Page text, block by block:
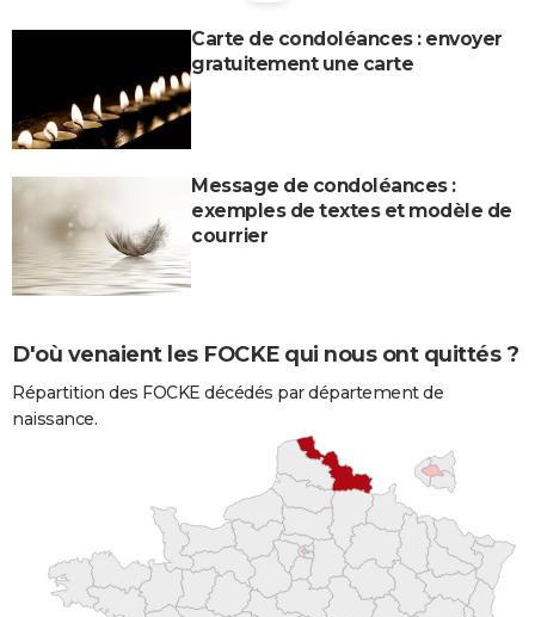
Carte de condoléances : envoyer
gratuitement une carte
Message de condoléances :
exemples de textes et modèle de
courrier
D'où venaient les FOCKE qui nous ont quittés ?
Répartition des FOCKE décédés par département de
naissance.